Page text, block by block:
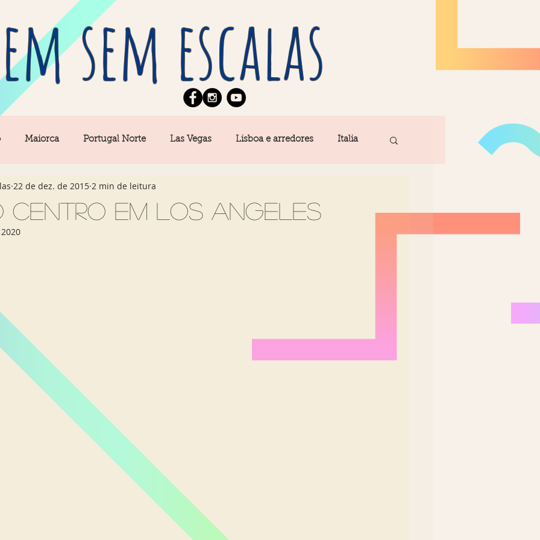
sem escalas
Maiorca Portugal Norte Las Vegas Lisboa e arredores Italia
News Berlim Algarve
Centro em Los Angeles
22 de dez. de 2015 2 min de leitura